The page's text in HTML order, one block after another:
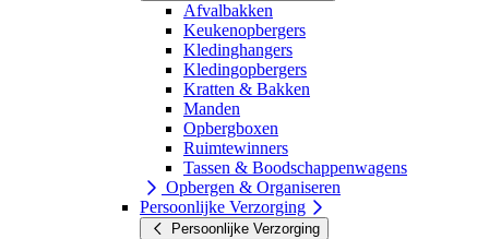
Afvalbakken
Keukenopbergers
Kledinghangers
Kledingopbergers
Kratten & Bakken
Manden
Opbergboxen
Ruimtewinners
Tassen & Boodschappenwagens
Opbergen & Organiseren
Persoonlijke Verzorging
Persoonlijke Verzorging